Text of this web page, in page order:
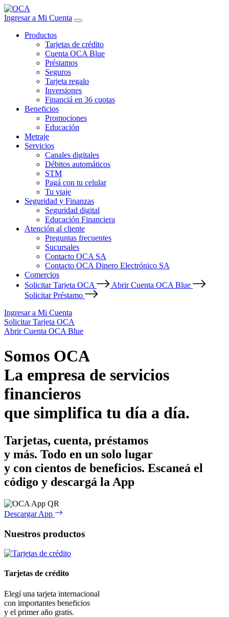
Ingresar a Mi Cuenta
Productos
Tarjetas de crédito
Cuenta OCA Blue
Préstamos
Seguros
Tarjeta regalo
Inversiones
Financiá en 36 cuotas
Beneficios
Promociones
Educación
Metraje
Servicios
Canales digitales
Débitos automáticos
STM
Pagá con tu celular
Tu viaje
Seguridad y Finanzas
Seguridad digital
Educación Financiera
Atención al cliente
Preguntas frecuentes
Sucursales
Contacto OCA SA
Contacto OCA Dinero Electrónico SA
Comercios
Solicitar Tarjeta OCA
Abrir Cuenta OCA Blue
Solicitar Préstamo
Ingresar a Mi Cuenta
Solicitar Tarjeta OCA
Abrir Cuenta OCA Blue
Somos OCA
La empresa de servicios
financieros
que simplifica tu día a día.
Tarjetas, cuenta, préstamos
y más. Todo en un solo lugar
y con cientos de beneficios. Escaneá el
código y descargá la App
Descargar App
Nuestros productos
Tarjetas de crédito
Elegí una tarjeta internacional
con importantes beneficios
y el primer año gratis.